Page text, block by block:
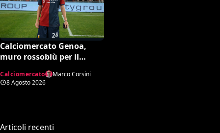
Calciomercato Genoa,
muro rossoblù per il
all’offerta da un milione
del Borussia Dortmund
Calciomercato
Marco Corsini
8 Agosto 2026
Articoli recenti